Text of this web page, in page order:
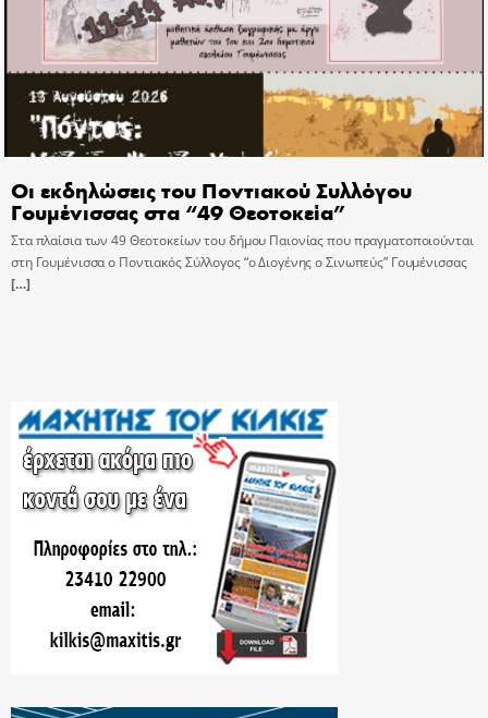
Οι εκδηλώσεις του Ποντιακού Συλλόγου
Γουμένισσας στα “49 Θεοτοκεία”
Στα πλαίσια των 49 Θεοτοκείων του δήμου Παιονίας που πραγματοποιούνται
στη Γουμένισσα ο Ποντιακός Σύλλογος “ο Διογένης ο Σινωπεύς” Γουμένισσας
[…]